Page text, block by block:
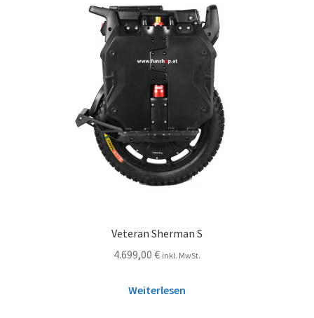
Veteran Sherman S
4.699,00 € inkl. MwSt.
Weiterlesen